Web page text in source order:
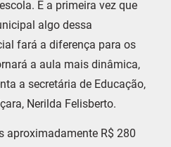
É a primeira vez que
algo dessa
fará a diferença para os
a aula mais dinâmica,
a secretária de Educação,
Nerilda Felisberto.
aproximadamente R$ 280